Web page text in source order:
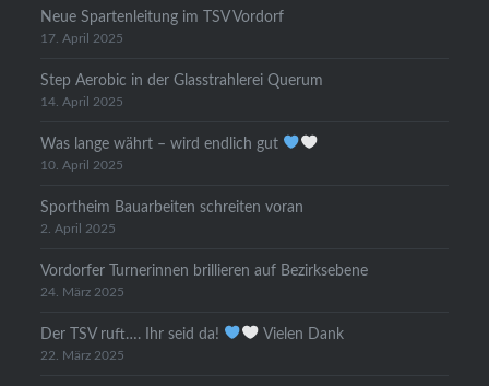
Neue Spartenleitung im TSV Vordorf
17. April 2025
Step Aerobic in der Glasstrahlerei Querum
14. April 2025
Was lange währt – wird endlich gut
10. April 2025
Sportheim Bauarbeiten schreiten voran
2. April 2025
Vordorfer Turnerinnen brillieren auf Bezirksebene
24. März 2025
Der TSV ruft…. Ihr seid da! Vielen Dank
22. März 2025